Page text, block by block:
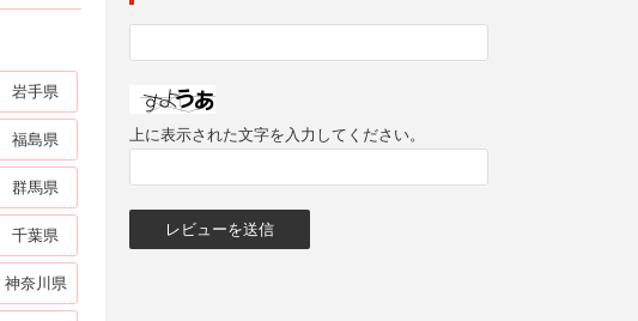
上に表示された文字を入力してください。
岩手県
福島県
群馬県
千葉県
神奈川県